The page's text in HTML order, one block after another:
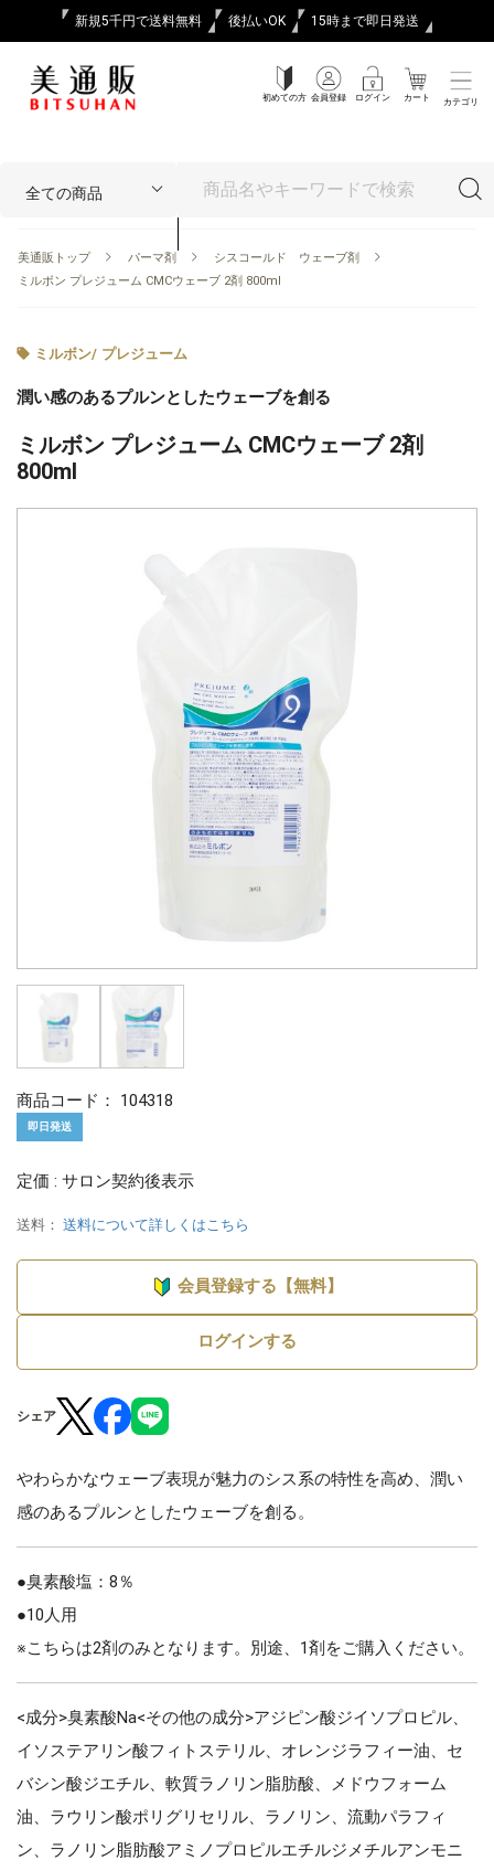
新規5千円で送料無料 後払いOK 15時まで即日発送
初めての方 会員登録 ログイン カート カテゴリ
美通販トップ パーマ剤
シスコールド ウェーブ剤
ミルボン プレジューム CMCウェーブ 2剤 800ml
ミルボン/ プレジューム
潤い感のあるプルンとしたウェーブを創る
ミルボン プレジューム CMCウェーブ 2剤
800ml
商品コード： 104318
即日発送
定価 : サロン契約後表示
送料： 送料について詳しくはこちら
会員登録する【無料】
ログインする
シェア
やわらかなウェーブ表現が魅力のシス系の特性を高め、潤い
感のあるプルンとしたウェーブを創る。
●臭素酸塩：8％
●10人用
※こちらは2剤のみとなります。別途、1剤をご購入ください。
<成分>臭素酸Na<その他の成分>アジピン酸ジイソプロピル、
イソステアリン酸フィトステリル、オレンジラフィー油、セ
バシン酸ジエチル、軟質ラノリン脂肪酸、メドウフォーム
油、ラウリン酸ポリグリセリル、ラノリン、流動パラフィ
ン、ラノリン脂肪酸アミノプロピルエチルジメチルアンモニ